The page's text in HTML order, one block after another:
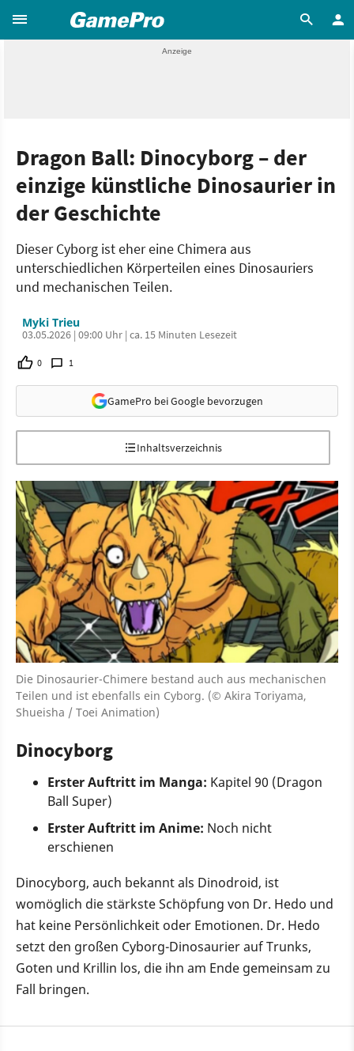
Dragon Ball: Dinocyborg – der
einzige künstliche Dinosaurier in
der Geschichte
Dieser Cyborg ist eher eine Chimera aus
unterschiedlichen Körperteilen eines Dinosauriers
und mechanischen Teilen.
Myki Trieu
03.05.2026 | 09:00 Uhr | ca. 15 Minuten Lesezeit
0 1
GamePro bei Google bevorzugen
Inhaltsverzeichnis
Die Dinosaurier-Chimere bestand auch aus mechanischen
Teilen und ist ebenfalls ein Cyborg. (© Akira Toriyama,
Shueisha / Toei Animation)
Dinocyborg
Erster Auftritt im Manga: Kapitel 90 (Dragon
Ball Super)
Erster Auftritt im Anime: Noch nicht
erschienen
Dinocyborg, auch bekannt als Dinodroid, ist
womöglich die stärkste Schöpfung von Dr. Hedo und
hat keine Persönlichkeit oder Emotionen. Dr. Hedo
setzt den großen Cyborg-Dinosaurier auf Trunks,
Goten und Krillin los, die ihn am Ende gemeinsam zu
Fall bringen.